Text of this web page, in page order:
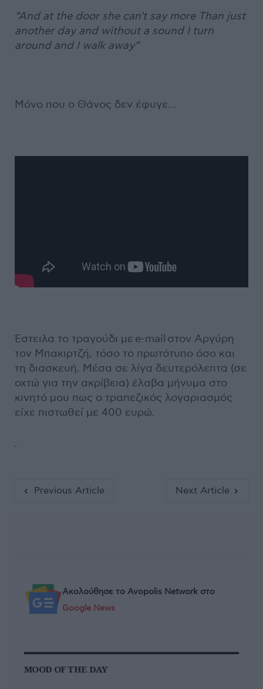
“And at the door she can't say more Than just
another day and without a sound I turn
around and I walk away”
Μόνο που ο Θάνος δεν έφυγε...
Έστειλα το τραγούδι με e-mail στον Αργύρη
τον Μπακιρτζή, τόσο το πρωτότυπο όσο και
τη διασκευή. Μέσα σε λίγα δευτερόλεπτα (σε
οχτώ για την ακρίβεια) έλαβα μήνυμα στο
κινητό μου πως ο τραπεζικός λογαριασμός
είχε πιστωθεί με 400 ευρώ.
Previous Article Next Article
Ακολούθησε το Avopolis Network στο
Google News
MOOD OF THE DAY